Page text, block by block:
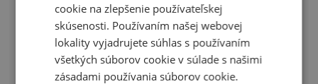
cookie na zlepšenie používateľskej
skúsenosti. Používaním našej webovej
lokality vyjadrujete súhlas s používaním
všetkých súborov cookie v súlade s našimi
zásadami používania súborov cookie.